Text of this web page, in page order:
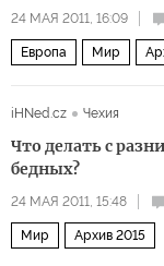
24 МАЯ 2011, 16:09
Европа Мир
iHNed.cz Чехия
Что делать с
бедных?
24 МАЯ 2011, 15:48
Мир Архив 2015